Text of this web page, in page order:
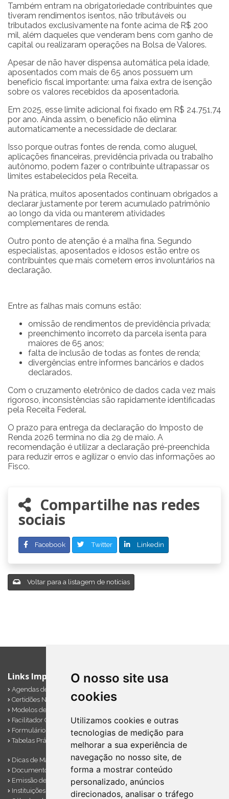
O nosso site usa
cookies
Utilizamos cookies e outras
tecnologias de medição para
melhorar a sua experiência de
navegação no nosso site, de
forma a mostrar conteúdo
personalizado, anúncios
direcionados, analisar o tráfego
Também entram na obrigatoriedade contribuintes que
tiveram rendimentos isentos, não tributáveis ou
tributados exclusivamente na fonte acima de R$ 200
mil, além daqueles que venderam bens com ganho de
capital ou realizaram operações na Bolsa de Valores.
Apesar de não haver dispensa automática pela idade,
aposentados com mais de 65 anos possuem um
benefício fiscal importante: uma faixa extra de isenção
sobre os valores recebidos da aposentadoria.
Em 2025, esse limite adicional foi fixado em R$ 24.751,74
por ano. Ainda assim, o benefício não elimina
automaticamente a necessidade de declarar.
Isso porque outras fontes de renda, como aluguel,
aplicações financeiras, previdência privada ou trabalho
autônomo, podem fazer o contribuinte ultrapassar os
limites estabelecidos pela Receita.
Na prática, muitos aposentados continuam obrigados a
declarar justamente por terem acumulado patrimônio
ao longo da vida ou manterem atividades
complementares de renda.
Outro ponto de atenção é a malha fina. Segundo
especialistas, aposentados e idosos estão entre os
contribuintes que mais cometem erros involuntários na
declaração.
Entre as falhas mais comuns estão:
omissão de rendimentos de previdência privada;
preenchimento incorreto da parcela isenta para
maiores de 65 anos;
falta de inclusão de todas as fontes de renda;
divergências entre informes bancários e dados
declarados.
Com o cruzamento eletrônico de dados cada vez mais
rigoroso, inconsistências são rapidamente identificadas
pela Receita Federal.
O prazo para entrega da declaração do Imposto de
Renda 2026 termina no dia 29 de maio. A
recomendação é utilizar a declaração pré-preenchida
para reduzir erros e agilizar o envio das informações ao
Fisco.
Compartilhe nas redes
sociais
Facebook Twitter Linkedin
Voltar para a listagem de notícias
Links Importantes
Agendas de Obrigações
Certidões Negativas
Modelos de Documentos
Facilitador Contábil
Formulários Diversos
Tabelas Práticas
Dicas de Marketing
Documentos Importantes
Emissão de Notas
Instituições Financeiras